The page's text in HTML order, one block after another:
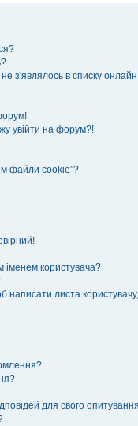
з'являлось в списку онлайн
увійти на форум?!
файли cookie”?
іменем користувача?
листа користувачу,
для свого